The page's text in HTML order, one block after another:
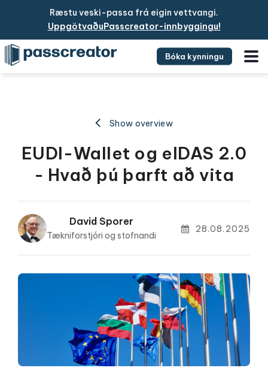
Ræstu veski-passa frá eigin vettvangi.
UppgötvaðuPasscreator-innbyggingu!
Bóka kynningu
Show overview
EUDI-Wallet og eIDAS 2.0
- Hvað þú þarft að vita
David Sporer
Tækniforstjóri og stofnandi
28.08.2025